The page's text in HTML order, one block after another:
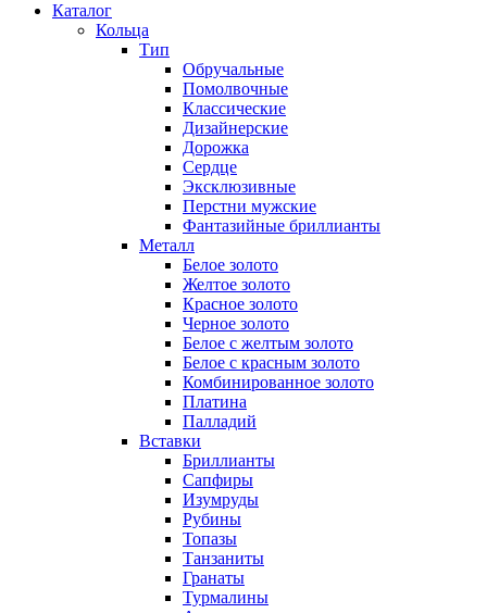
Каталог
Кольца
Тип
Обручальные
Помолвочные
Классические
Дизайнерские
Дорожка
Сердце
Эксклюзивные
Перстни мужские
Фантазийные бриллианты
Металл
Белое золото
Желтое золото
Красное золото
Черное золото
Белое с желтым золото
Белое с красным золото
Комбинированное золото
Платина
Палладий
Вставки
Бриллианты
Сапфиры
Изумруды
Рубины
Топазы
Танзаниты
Гранаты
Турмалины